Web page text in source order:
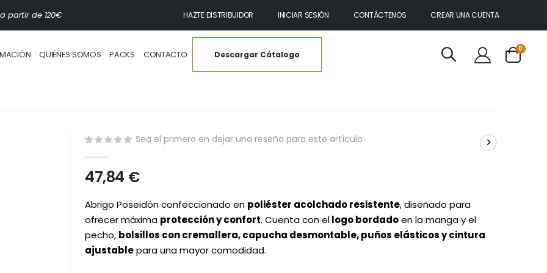
partir de 120€ HAZTE DISTRIBUIDOR INICIAR SESIÓN CONTÁCTENOS CREAR UNA CUENTA
QUIÉNES SOMOS PACKS CONTACTO Descargar Cátalogo
Cart
0
Sea el primero en dejar una reseña para este artículo
47,84 €
Abrigo Poseidón confeccionado en poliéster acolchado resistente, diseñado para
ofrecer máxima protección y confort. Cuenta con ellogo bordadoen la manga y el
pecho, bolsillos con cremallera, capucha desmontable, puños elásticos y cintura
ajustablepara una mayor comodidad.